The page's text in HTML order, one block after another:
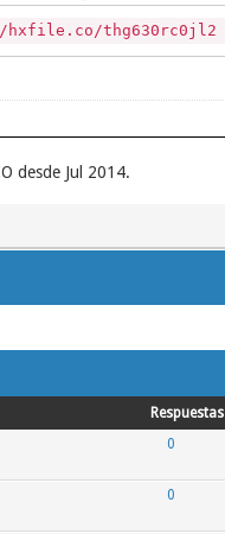
thg630rc0jl2
desde Jul 2014.
Respuestas
0
0